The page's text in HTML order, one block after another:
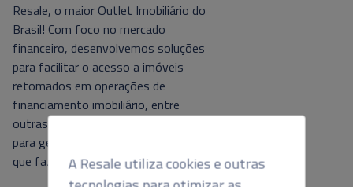
tecnologias para otimizar as
Resale, o maior Outlet Imobiliário do
Brasil! Com foco no mercado
financeiro, desenvolvemos soluções
para facilitar o acesso a imóveis
retomados em operações de
financiamento imobiliário, entre
outras. Tecnologia e foco no cliente
para gerar valor ao mercado, é isso o
que fazemos por aqui.